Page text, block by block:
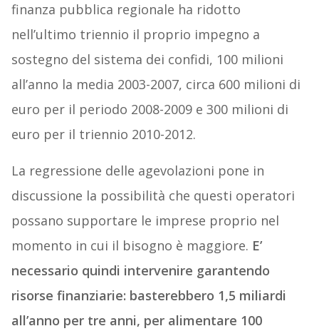
finanza pubblica regionale ha ridotto
nell’ultimo triennio il proprio impegno a
sostegno del sistema dei confidi, 100 milioni
all’anno la media 2003-2007, circa 600 milioni di
euro per il periodo 2008-2009 e 300 milioni di
euro per il triennio 2010-2012.
La regressione delle agevolazioni pone in
discussione la possibilità che questi operatori
possano supportare le imprese proprio nel
momento in cui il bisogno è maggiore. E’
necessario quindi intervenire garantendo
risorse finanziarie: basterebbero 1,5 miliardi
all’anno per tre anni, per alimentare 100